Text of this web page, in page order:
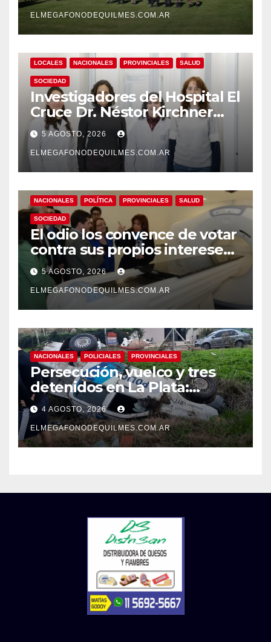
patrimonio de todos los
argentinos?
ELMEGAFONODEQUILMES.COM.AR
LOCALES NACIONALES PROVINCIALES SALUD
SOCIEDAD
Investigadores del Hospital El
Cruce Dr. Néstor Kirchner
desarrollan un estudio
pionero sobre el
envejecimiento cerebral y las
demencias
5 AGOSTO, 2026
ELMEGAFONODEQUILMES.COM.AR
NACIONALES POLÍTICA PROVINCIALES SALUD
SOCIEDAD
El odio los convence de votar
contra sus propios intereses.
Una Sociedad atrapada en la
grieta
5 AGOSTO, 2026
ELMEGAFONODEQUILMES.COM.AR
NACIONALES POLICIALES PROVINCIALES
Persecución, vuelco y tres
detenidos en La Plata:
recuperaron motos robadas
tras un operativo policial
4 AGOSTO, 2026
ELMEGAFONODEQUILMES.COM.AR